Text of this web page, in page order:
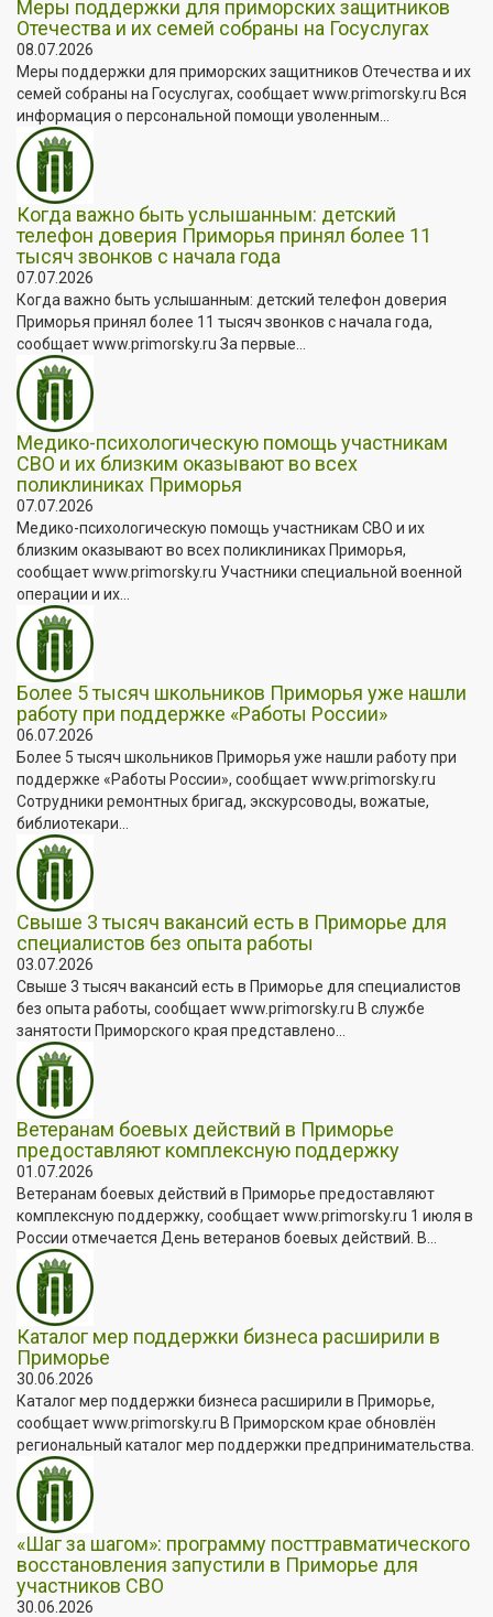
Меры поддержки для приморских защитников
Отечества и их семей собраны на Госуслугах
08.07.2026
Меры поддержки для приморских защитников Отечества и их
семей собраны на Госуслугах, сообщает www.primorsky.ru Вся
информация о персональной помощи уволенным...
Когда важно быть услышанным: детский
телефон доверия Приморья принял более 11
тысяч звонков с начала года
07.07.2026
Когда важно быть услышанным: детский телефон доверия
Приморья принял более 11 тысяч звонков с начала года,
сообщает www.primorsky.ru За первые...
Медико-психологическую помощь участникам
СВО и их близким оказывают во всех
поликлиниках Приморья
07.07.2026
Медико-психологическую помощь участникам СВО и их
близким оказывают во всех поликлиниках Приморья,
сообщает www.primorsky.ru Участники специальной военной
операции и их...
Более 5 тысяч школьников Приморья уже нашли
работу при поддержке «Работы России»
06.07.2026
Более 5 тысяч школьников Приморья уже нашли работу при
поддержке «Работы России», сообщает www.primorsky.ru
Сотрудники ремонтных бригад, экскурсоводы, вожатые,
библиотекари...
Свыше 3 тысяч вакансий есть в Приморье для
специалистов без опыта работы
03.07.2026
Свыше 3 тысяч вакансий есть в Приморье для специалистов
без опыта работы, сообщает www.primorsky.ru В службе
занятости Приморского края представлено...
Ветеранам боевых действий в Приморье
предоставляют комплексную поддержку
01.07.2026
Ветеранам боевых действий в Приморье предоставляют
комплексную поддержку, сообщает www.primorsky.ru 1 июля в
России отмечается День ветеранов боевых действий. В...
Каталог мер поддержки бизнеса расширили в
Приморье
30.06.2026
Каталог мер поддержки бизнеса расширили в Приморье,
сообщает www.primorsky.ru В Приморском крае обновлён
региональный каталог мер поддержки предпринимательства.
«Шаг за шагом»: программу посттравматического
восстановления запустили в Приморье для
участников СВО
30.06.2026